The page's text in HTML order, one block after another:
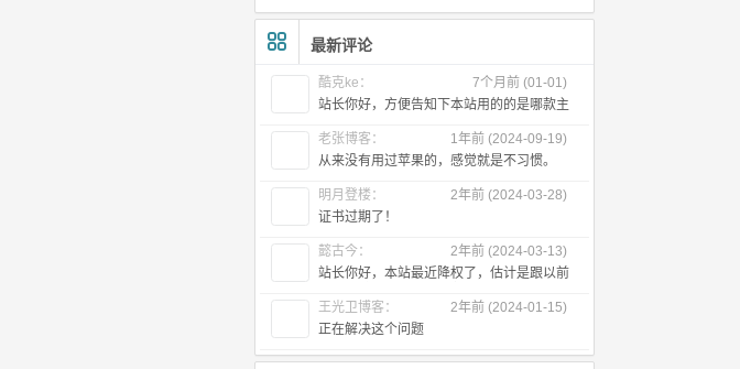
最新评论
酷克ke：
7个月前 (01-01)
站长你好，方便告知下本站用的的是哪款主
老张博客：
1年前 (2024-09-19)
从来没有用过苹果的，感觉就是不习惯。
明月登楼：
2年前 (2024-03-28)
证书过期了！
懿古今：
2年前 (2024-03-13)
站长你好，本站最近降权了，估计是跟以前
王光卫博客：
2年前 (2024-01-15)
正在解决这个问题